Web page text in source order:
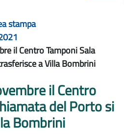
stampa
il Centro Tamponi Sala
a Villa Bombrini
il Centro
del Porto si
Bombrini